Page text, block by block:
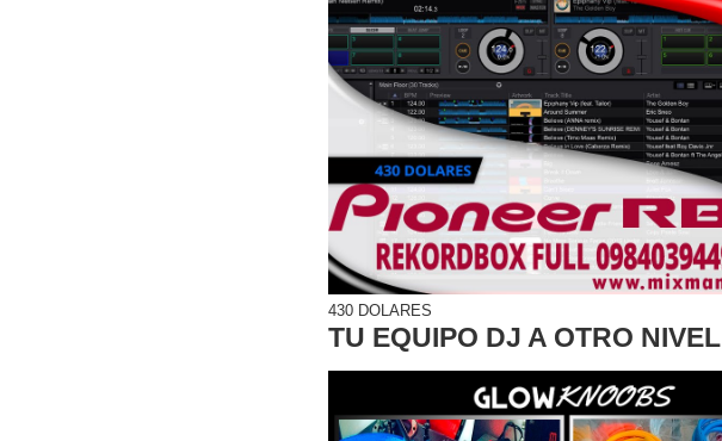
430 DOLARES
TU EQUIPO DJ A OTRO NIVEL